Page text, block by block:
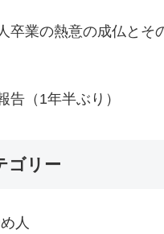
卒業の熱意の成仏とそ
告（1年半ぶり）
ゴリー
人